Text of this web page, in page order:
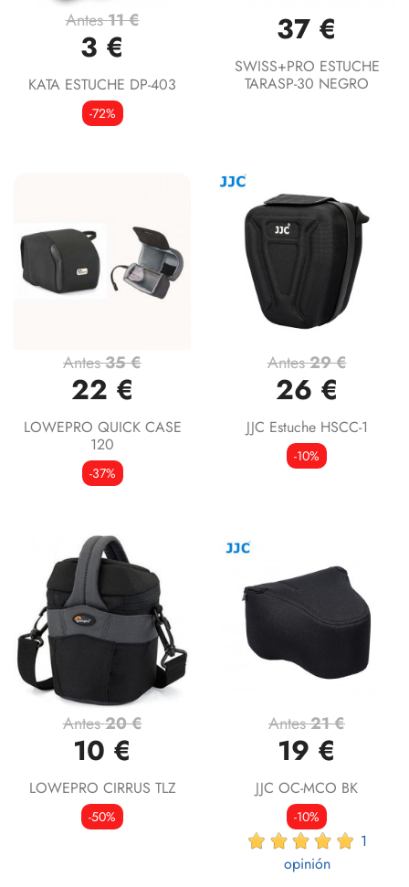
Antes11 €
3 €
KATA ESTUCHE DP-403
-72%
37 €
SWISS+PRO ESTUCHE
TARASP-30 NEGRO
Antes35 €
22 €
LOWEPRO QUICK CASE
120
-37%
Antes29 €
26 €
JJC Estuche HSCC-1
-10%
Antes20 €
10 €
LOWEPRO CIRRUS TLZ
-50%
Antes21 €
19 €
JJC OC-MCO BK
-10%
1
opinión